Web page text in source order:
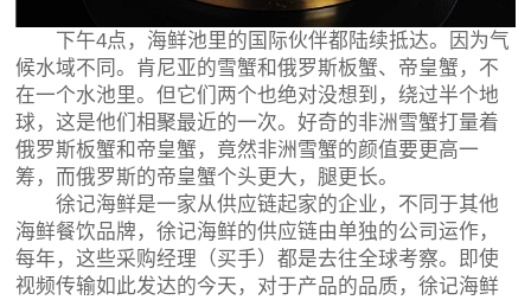
下午4点，海鲜池里的国际伙伴都陆续抵达。因为气
候水域不同。肯尼亚的雪蟹和俄罗斯板蟹、帝皇蟹，不
在一个水池里。但它们两个也绝对没想到，绕过半个地
球，这是他们相聚最近的一次。好奇的非洲雪蟹打量着
俄罗斯板蟹和帝皇蟹，竟然非洲雪蟹的颜值要更高一
筹，而俄罗斯的帝皇蟹个头更大，腿更长。
徐记海鲜是一家从供应链起家的企业，不同于其他
海鲜餐饮品牌，徐记海鲜的供应链由单独的公司运作，
每年，这些采购经理（买手）都是去往全球考察。即使
视频传输如此发达的今天，对于产品的品质，徐记海鲜